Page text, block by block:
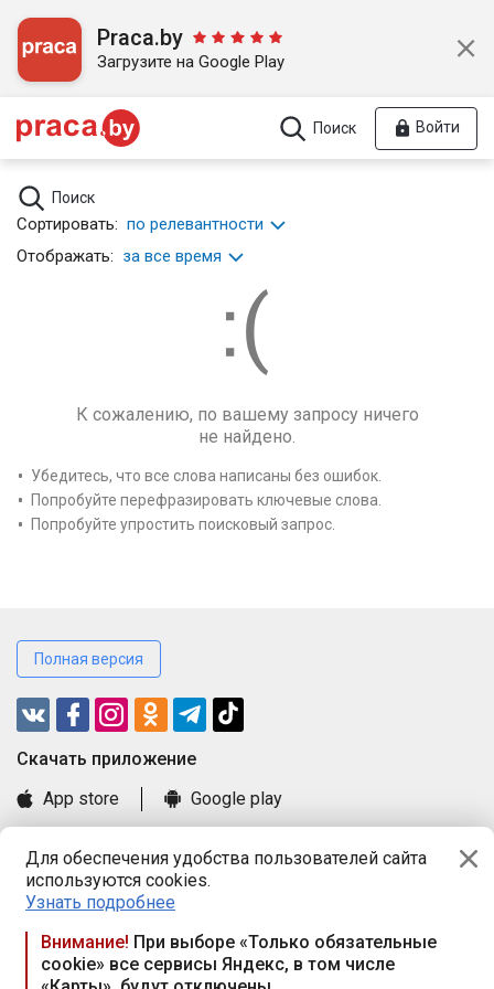
Для обеспечения удобства пользователей сайта
используются cookies.
Узнать подробнее
Внимание! При выборе «Только обязательные
cookie» все сервисы Яндекс, в том числе
Praca.by
Загрузите на Google Play
Поиск Войти
Поиск
Сортировать: по релевантности
Отображать: за все время
К сожалению, по вашему запросу ничего
не найдено.
Убедитесь, что все слова написаны без ошибок.
Попробуйте перефразировать ключевые слова.
Попробуйте упростить поисковый запрос.
Полная версия
Cкачать приложение
App store
Google play
Книга замечаний и предложений
Правила и документы
Praca.by © 2000—2026, ООО «ПРАЦА БАЙ»
Республика Беларусь, 220114, г. Минск, пр-т Независимости
117а, пом. № 9.